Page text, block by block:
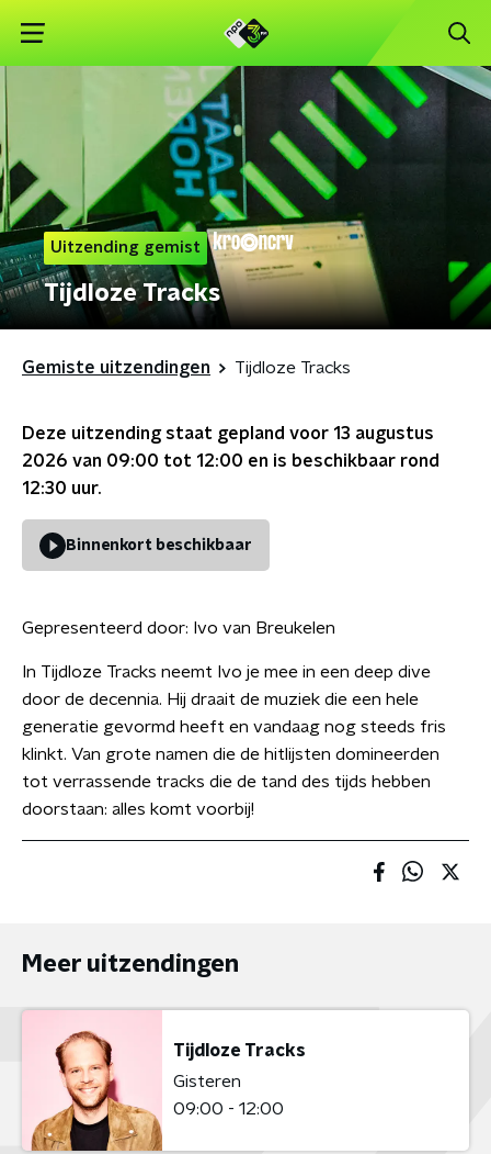
Uitzending gemist
Tijdloze Tracks
Gemiste uitzendingen Tijdloze Tracks
Deze uitzending staat gepland voor 13 augustus
2026 van 09:00 tot 12:00 en is beschikbaar rond
12:30 uur.
Binnenkort beschikbaar
Gepresenteerd door: Ivo van Breukelen
In Tijdloze Tracks neemt Ivo je mee in een deep dive
door de decennia. Hij draait de muziek die een hele
generatie gevormd heeft en vandaag nog steeds fris
klinkt. Van grote namen die de hitlijsten domineerden
tot verrassende tracks die de tand des tijds hebben
doorstaan: alles komt voorbij!
Meer uitzendingen
Tijdloze Tracks
Gisteren
09:00 - 12:00